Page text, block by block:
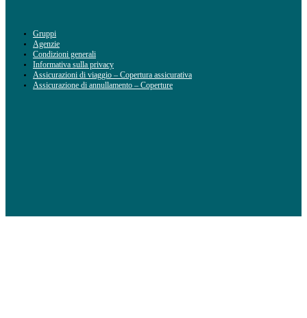
Gruppi
Agenzie
Condizioni generali
Informativa sulla privacy
Assicurazioni di viaggio – Copertura assicurativa
Assicurazione di annullamento – Coperture